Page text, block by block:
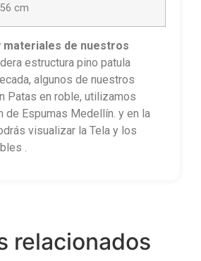
cm
materiales de nuestros
estructura pino patula
algunos de nuestros
Patas en roble, utilizamos
de Espumas Medellín. y en la
visualizar la Tela y los
.
relacionados